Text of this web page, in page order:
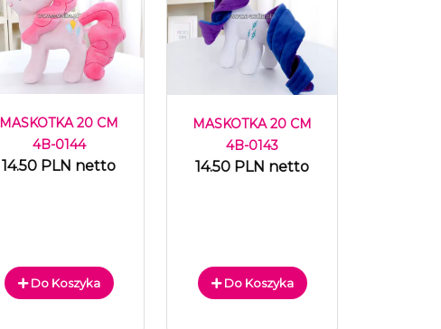
MASKOTKA 20 CM
4B-0144
14.50 PLN netto
Do Koszyka
MASKOTKA 20 CM
4B-0143
14.50 PLN netto
Do Koszyka